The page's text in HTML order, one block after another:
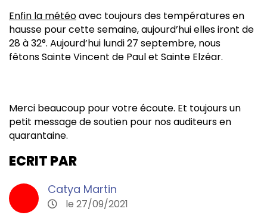
Enfin la météoavec toujours des températures en
hausse pour cette semaine, aujourd’hui elles iront de
28 à 32°. Aujourd’hui lundi 27 septembre, nous
fêtons Sainte Vincent de Paul et Sainte Elzéar.
Merci beaucoup pour votre écoute. Et toujours un
petit message de soutien pour nos auditeurs en
quarantaine.
ECRIT PAR
Catya Martin
le 27/09/2021